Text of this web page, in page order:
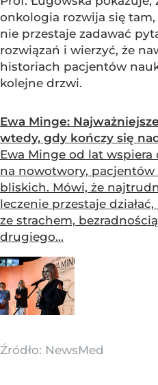
onkologia rozwija się
nie przestaje zadawać
rozwiązań i wierzyć, że
historiach pacjentów
kolejne drzwi.
Ewa Minge:
wtedy, gdy kończy się
Ewa Minge od lat wspiera
na nowotwory,
bliskich. Mówi, że
leczenie przestaje
ze strachem,
drugiego...
Źródło: NewsMed